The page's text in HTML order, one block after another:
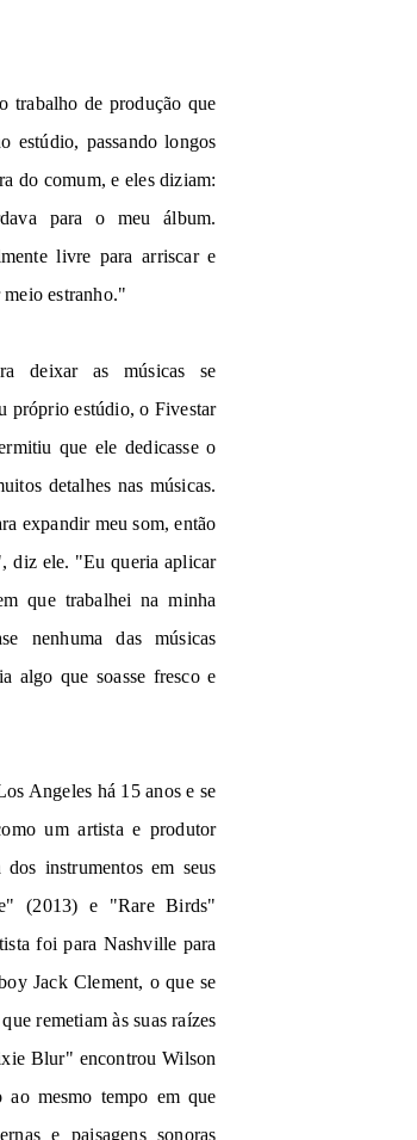
trabalho de produção que
estúdio, passando longos
do comum, e eles diziam:
para o meu álbum.
livre para arriscar e
meio estranho."
deixar as músicas se
próprio estúdio, o Fivestar
que ele dedicasse o
detalhes nas músicas.
expandir meu som, então
diz ele. "Eu queria aplicar
que trabalhei na minha
nenhuma das músicas
algo que soasse fresco e
Angeles há 15 anos e se
um artista e produtor
instrumentos em seus
(2013) e "Rare Birds"
foi para Nashville para
Jack Clement, o que se
remetiam às suas raízes
Blur" encontrou Wilson
ao mesmo tempo em que
e paisagens sonoras